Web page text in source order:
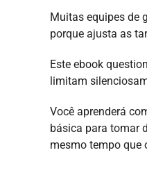
Muitas equipes de
porque ajusta as
Este ebook
limitam
Você aprenderá
básica para tomar
mesmo tempo que